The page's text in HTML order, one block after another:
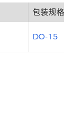
包装规格
DO-15